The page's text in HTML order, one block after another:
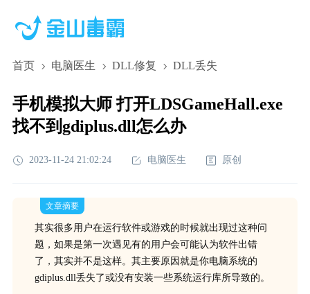
首页 电脑医生 DLL修复 DLL丢失
手机模拟大师 打开LDSGameHall.exe
找不到gdiplus.dll怎么办
2023-11-24 21:02:24 电脑医生 原创
文章摘要
其实很多用户在运行软件或游戏的时候就出现过这种问
题，如果是第一次遇见有的用户会可能认为软件出错
了，其实并不是这样。其主要原因就是你电脑系统的
gdiplus.dll丢失了或没有安装一些系统运行库所导致的。